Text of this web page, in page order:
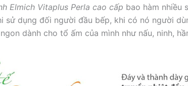
Elmich Vitaplus Perla cao cấp bao hàm nhiều
sử dụng đối người đầu bếp, khi có nó người
dành cho tổ ấm của mình như nấu, ninh,